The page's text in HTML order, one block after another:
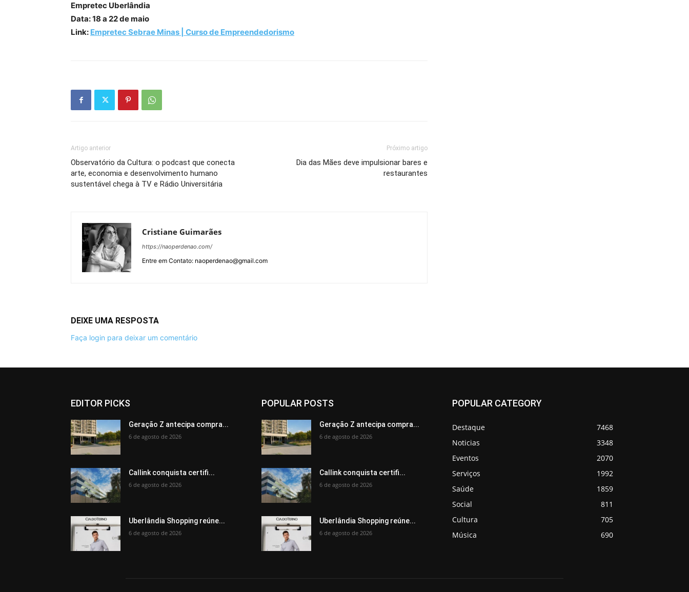
Empretec Uberlândia
Data: 18 a 22 de maio
Link: Empretec Sebrae Minas | Curso de Empreendedorismo
Artigo anterior
Observatório da Cultura: o podcast que conecta
arte, economia e desenvolvimento humano
sustentável chega à TV e Rádio Universitária
Próximo artigo
Dia das Mães deve impulsionar bares e
restaurantes
Cristiane Guimarães
https://naoperdenao.com/
Entre em Contato: naoperdenao@gmail.com
DEIXE UMA RESPOSTA
Faça login para deixar um comentário
EDITOR PICKS
Geração Z antecipa compra...
6 de agosto de 2026
Callink conquista certifi...
6 de agosto de 2026
Uberlândia Shopping reúne...
6 de agosto de 2026
POPULAR POSTS
Geração Z antecipa compra...
6 de agosto de 2026
Callink conquista certifi...
6 de agosto de 2026
Uberlândia Shopping reúne...
6 de agosto de 2026
POPULAR CATEGORY
Destaque
7468
Noticias
3348
Eventos
2070
Serviços
1992
Saúde
1859
Social
811
Cultura
705
Música
690